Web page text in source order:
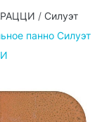
/ Силуэт
панно Силуэт